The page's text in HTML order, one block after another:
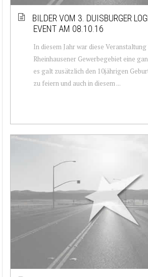
BILDER VOM 3. DUISBURGER
EVENT AM 08.10.16
In diesem Jahr war diese
Rheinhausener Gewerbegebiet eine
es galt zusätzlich den 10jährigen
zu feiern und auch in diesem ...